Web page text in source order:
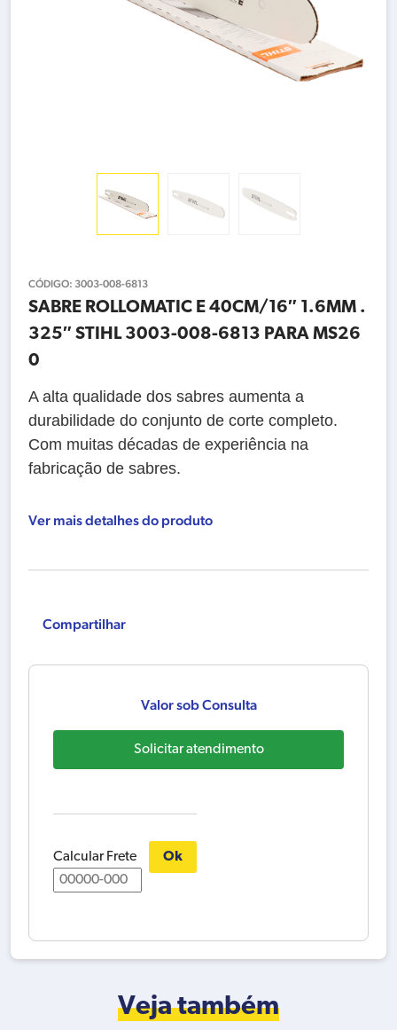
CÓDIGO: 3003-008-6813
SABRE ROLLOMATIC E 40CM/16″ 1.6MM .
325″ STIHL 3003-008-6813 PARA MS26
0
A alta qualidade dos sabres aumenta a
durabilidade do conjunto de corte completo.
Com muitas décadas de experiência na
fabricação de sabres.
Ver mais detalhes do produto
Compartilhar
Valor sob Consulta
Solicitar atendimento
Calcular Frete Ok
Veja também